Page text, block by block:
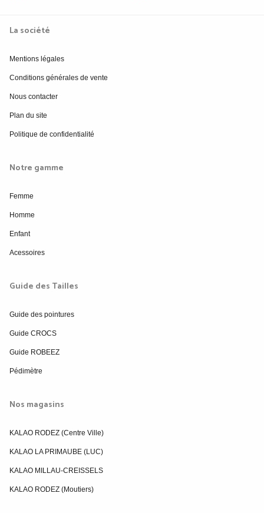
La société
Mentions légales
Conditions générales de vente
Nous contacter
Plan du site
Politique de confidentialité
Notre gamme
Femme
Homme
Enfant
Acessoires
Guide des Tailles
Guide des pointures
Guide CROCS
Guide ROBEEZ
Pédimètre
Nos magasins
KALAO RODEZ (Centre Ville)
KALAO LA PRIMAUBE (LUC)
KALAO MILLAU-CREISSELS
KALAO RODEZ (Moutiers)